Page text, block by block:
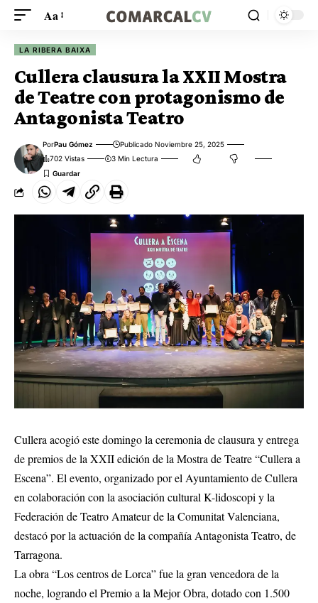
Aa
LA RIBERA BAIXA
Cullera clausura la XXII Mostra
de Teatre con protagonismo de
Antagonista Teatro
PorPau Gómez
Publicado Noviembre 25, 2025
702 Vistas
3 Min Lectura
Cullera acogió este domingo la ceremonia de clausura y entrega
de premios de la XXII edición de la Mostra de Teatre “Cullera a
Escena”. El evento, organizado por el Ayuntamiento de Cullera
en colaboración con la asociación cultural K-lidoscopi y la
Federación de Teatro Amateur de la Comunitat Valenciana,
destacó por la actuación de la compañía Antagonista Teatro, de
Tarragona.
La obra “Los centros de Lorca” fue la gran vencedora de la
noche, logrando el Premio a la Mejor Obra, dotado con 1.500